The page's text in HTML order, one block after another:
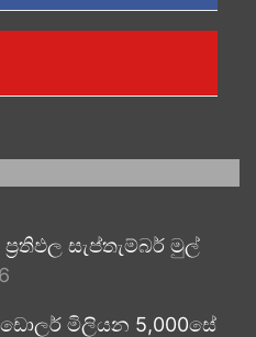
සැප්තැම්බර් මුල්
ඩොලර් මිලියන 5,000සේ